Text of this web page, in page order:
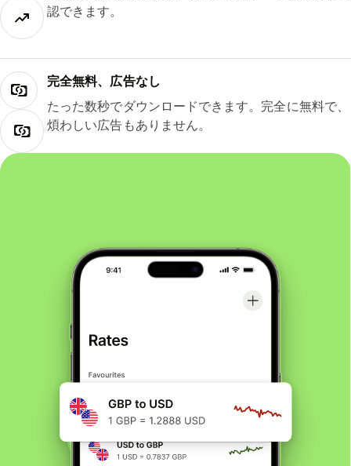
認できます。
完全無料、広告なし
たった数秒でダウンロードできます。完全に無料で、
煩わしい広告もありません。